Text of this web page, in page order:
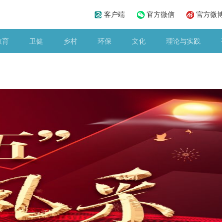
客户端 官方微信 官方微
育 卫健 乡村 环保 文化 理论与实践